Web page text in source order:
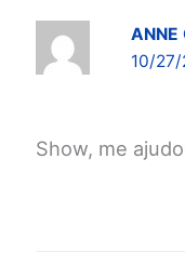
ANNE
10/27/
Show, me